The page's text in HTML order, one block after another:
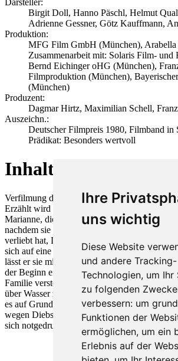
Ihre
uns wichtig
Diese Website
und andere Tracking-
Technologien, um Ihr
zu folgenden
verbessern: um
Funktionen der
ermöglichen, um ein
Erlebnis auf der
Birgit Doll, Hanno Päschl, Helmut
Adrienne Gessner, Götz Kauffmann,
Produktion:
MFG Film GmbH (München),
Zusammenarbeit mit: Solaris Film- und
Bernd Eichinger oHG (München),
Filmproduktion (München),
(München)
Produzent:
Dagmar Hirtz, Maximilian Schell,
Auszeichn.:
Deutscher Filmpreis 1980, Filmband in
Prädikat: Besonders wertvoll
Inhalt
Verfilmung des tragischen Bühnenstücks von
Erzählt wird die Geschichte der jungen, leicht
Marianne, die sich von ihrem biederen
nachdem sie sich in einen anderen Mann, den
verliebt hat, Doch es zeigt sich, dass Alfred nie
sich auf eine ernsthafte Beziehung mit ihr
lässt er sie mitsamt dem gemeinsamen Kind
der Beginn eines unaufhaltsamen sozialen
Familie verstoßen muss sie in einem
über Wasser zu halten. Ihr Kind ist bei Alfreds
es auf Grund von Unachtsamkeit stirbt.
wegen Diebstahls im Gefängnis und ist nach
sich notgedrungen mit Oskar zu versöhnen.